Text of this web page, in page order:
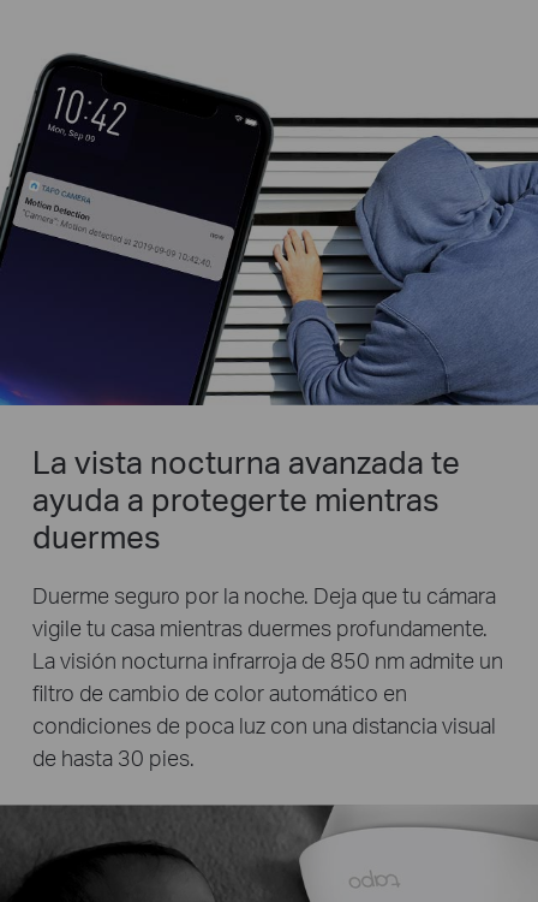
La vista nocturna avanzada te
ayuda a protegerte mientras
duermes
Duerme seguro por la noche. Deja que tu cámara
vigile tu casa mientras duermes profundamente.
La visión nocturna infrarroja de 850 nm admite un
filtro de cambio de color automático en
condiciones de poca luz con una distancia visual
de hasta 30 pies.